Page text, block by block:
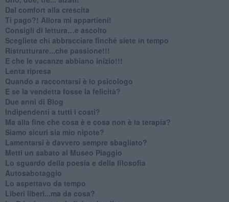
​Dal comfort alla crescita
​Ti pago?! Allora mi appartieni!​
​Consigli di lettura…e ascolto
​Scegliete chi abbracciare finché siete in tempo
​Ristrutturare...che passione!!!
​E che le vacanze abbiano inizio!!!
​Lenta ripresa
​Quando a raccontarsi è lo psicologo
​E se la vendetta fosse la felicità?
​Due anni di Blog
​Indipendenti a tutti i costi?
​Ma alla fine che cosa è e cosa non è la terapia?
​Siamo sicuri sia mio nipote?
​Lamentarsi è davvero sempre sbagliato?
​Metti un sabato al Museo Piaggio
​Lo sguardo della poesia e della filosofia
Autosabotaggio
​Lo aspettavo da tempo
​Liberi liberi...ma da cosa?